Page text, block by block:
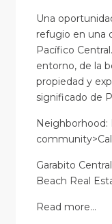
Una
refugio en una
Pacífico
entorno, de la
propiedad y
significado de
Garabito
Beach Real
Read more…